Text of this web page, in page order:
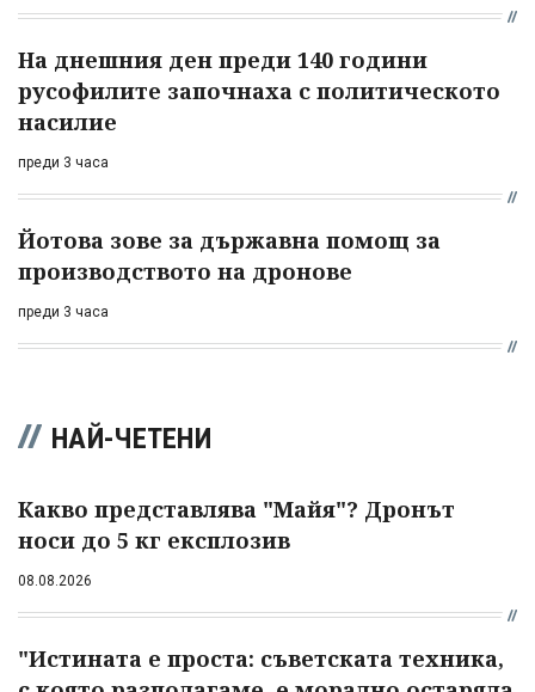
На днешния ден преди 140 години
русофилите започнаха с политическото
насилие
преди 3 часа
Йотова зове за държавна помощ за
производството на дронове
преди 3 часа
НАЙ-ЧЕТЕНИ
Какво представлява "Майя"? Дронът
носи до 5 кг експлозив
08.08.2026
"Истината е проста: съветската техника,